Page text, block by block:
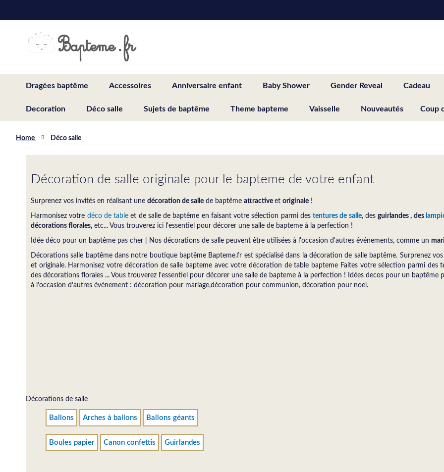
to
Dragées baptême Accessoires Anniversaire enfant Baby Shower Gender Reveal Cadeau
Decoration Déco salle Sujets de baptême Theme bapteme Vaisselle Nouveautés Coup
Home Déco salle
Décoration de salle originale pour le bapteme de votre enfant
Surprenez vos invités en réalisant une décoration de salle de baptême attractive et originale !
Harmonisez votre déco de table et de salle de baptême en faisant votre sélection parmi des tentures de salle, des guirlandes , des
décorations florales, etc... Vous trouverez ici l'essentiel pour décorer une salle de bapteme à la perfection !
Idée déco pour un baptême pas cher | Nos décorations de salle peuvent être utilisées à l'occasion d'autres événements, comme un
Décorations salle baptême dans notre boutique baptême Bapteme.fr est spécialisé dans la décoration de salle baptême. Surprenez
et originale. Harmonisez votre décoration de salle bapteme avec votre décoration de table bapteme Faites votre sélection parmi des
des décorations florales ... Vous trouverez l'essentiel pour décorer une salle de bapteme à la perfection ! Idées decos pour un
à l'occasion d'autres événement : décoration pour mariage,décoration pour communion, décoration pour noel.
Décorations de salle
Ballons Arches à ballons Ballons géants
Boules papier Canon confettis Guirlandes